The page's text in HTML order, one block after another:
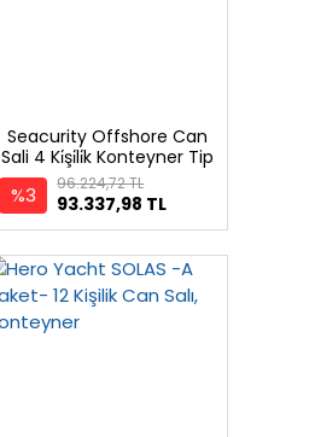
Seacurity Offshore Can
Sali 4 Ki̇şi̇li̇k Konteyner Tip
%3 93.337,98 TL
96.224,72 TL